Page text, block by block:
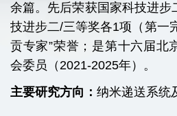
余篇。先后荣获国家科技进步
技进步二/三等奖各1项（第一
贡专家”荣誉；是第十六届北
会委员（2021-2025年）。
主要研究方向： 纳米递送系统